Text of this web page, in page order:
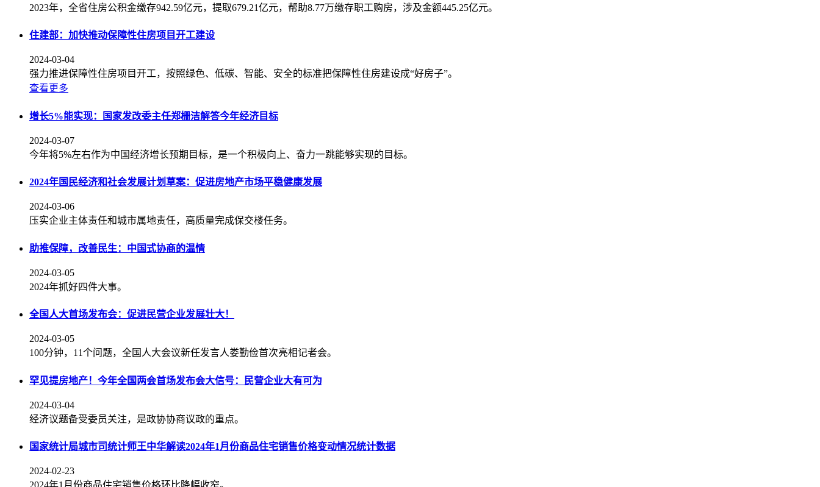
2023年，全省住房公积金缴存942.59亿元，提取679.21亿元，帮助8.77万缴存职工购房，涉及金额445.25亿元。
住建部：加快推动保障性住房项目开工建设
2024-03-04
强力推进保障性住房项目开工，按照绿色、低碳、智能、安全的标准把保障性住房建设成“好房子”。
查看更多
增长5%能实现：国家发改委主任郑栅洁解答今年经济目标
2024-03-07
今年将5%左右作为中国经济增长预期目标，是一个积极向上、奋力一跳能够实现的目标。
2024年国民经济和社会发展计划草案：促进房地产市场平稳健康发展
2024-03-06
压实企业主体责任和城市属地责任，高质量完成保交楼任务。
助推保障，改善民生：中国式协商的温情
2024-03-05
2024年抓好四件大事。
全国人大首场发布会：促进民营企业发展壮大！
2024-03-05
100分钟，11个问题，全国人大会议新任发言人娄勤俭首次亮相记者会。
罕见提房地产！今年全国两会首场发布会大信号：民营企业大有可为
2024-03-04
经济议题备受委员关注，是政协协商议政的重点。
国家统计局城市司统计师王中华解读2024年1月份商品住宅销售价格变动情况统计数据
2024-02-23